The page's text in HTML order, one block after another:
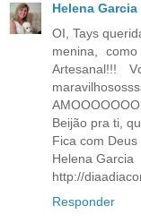
Helena Garcia
OI, Tays
menina,
Artesanal!!!
Beijão pra ti,
Fica com Deus
Helena Garcia
http://
Responder